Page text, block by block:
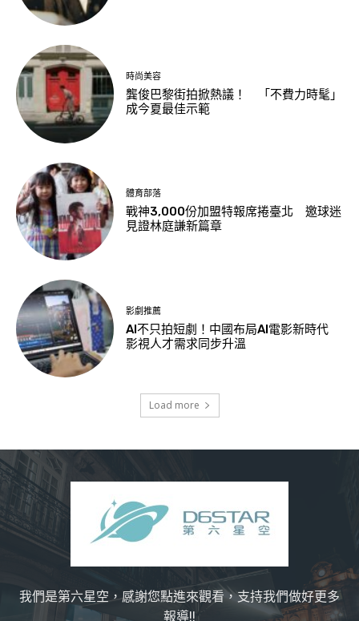
時尚美容
龔俊巴黎街拍掀熱議！ 「不費力時髦」
成今夏最佳示範
體育部落
戰神3,000份加盟特報席捲臺北 邀球迷
見證林庭謙新篇章
影劇推薦
AI不只拍短劇！中國布局AI電影新時代
影視人才需求同步升溫
Load more
我們是第六星空，感謝您點進來觀看，支持我們做好更多
報導!!